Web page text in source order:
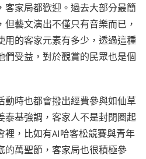
客家局都歡迎。過去大部分最簡
藝文演出不僅只有音樂而已，
用的客家元素有多少，透過這種
們受益，對於觀賞的民眾也是個
動時也都會撥出經費參與如仙草
泰基強調，客家人不是封閉圈起
裡，比如有AI哈客松競賽與青年
的萬聖節，客家局也很積極參